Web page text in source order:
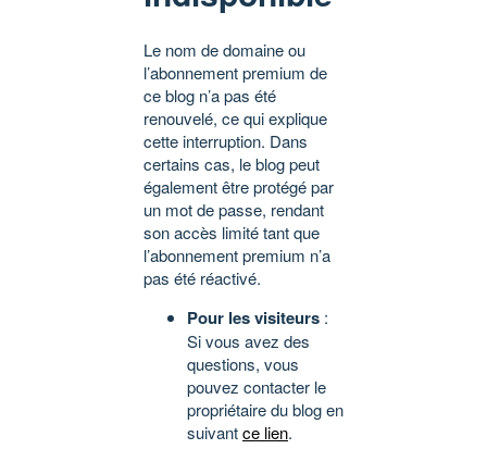
Le nom de domaine ou
l’abonnement premium de
ce blog n’a pas été
renouvelé, ce qui explique
cette interruption. Dans
certains cas, le blog peut
également être protégé par
un mot de passe, rendant
son accès limité tant que
l’abonnement premium n’a
pas été réactivé.
Pour les visiteurs :
Si vous avez des
questions, vous
pouvez contacter le
propriétaire du blog en
suivantce lien.